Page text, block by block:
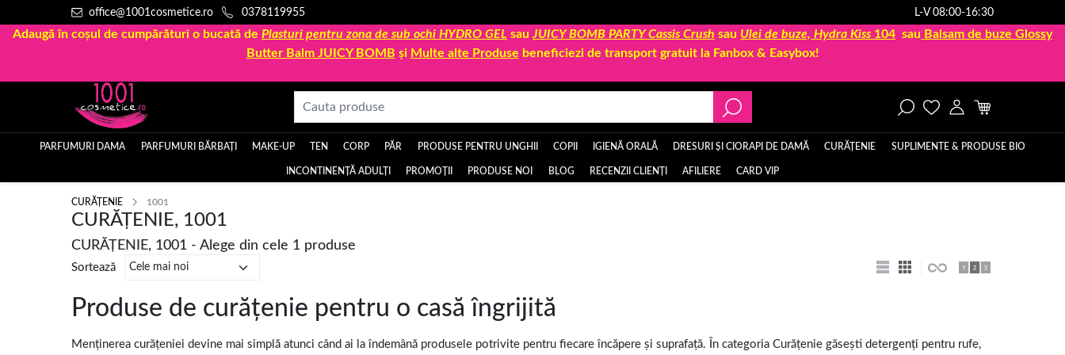
office@1001cosmetice.ro 0378119955 L-V 08:00-16:30
Adaugă în coșul de cumpărături o bucată de Plasturi pentru zona de sub ochi HYDRO GEL sau JUICY BOMB PARTY Cassis Crush sau Ulei de buze, Hydra Kiss 104 sau Balsam de buze Glossy
Butter Balm JUICY BOMB și Multe alte Produse beneficiezi de transport gratuit la Fanbox & Easybox!
PARFUMURI DAMA PARFUMURI BĂRBAȚI MAKE-UP TEN CORP PĂR PRODUSE PENTRU UNGHII COPII IGIENĂ ORALĂ DRESURI ȘI CIORAPI DE DAMĂ CURĂȚENIE SUPLIMENTE & PRODUSE BIO
INCONTINENȚĂ ADULȚI PROMOȚII PRODUSE NOI BLOG RECENZII CLIENȚI AFILIERE CARD VIP
CURĂȚENIE 1001
CURĂȚENIE, 1001
CURĂȚENIE, 1001 - Alege din cele 1 produse
Sortează
Produse de curățenie pentru o casă îngrijită
Menținerea curățeniei devine mai simplă atunci când ai la îndemână produsele potrivite pentru fiecare încăpere și suprafață. În categoria Curățenie găsești detergenți pentru rufe,